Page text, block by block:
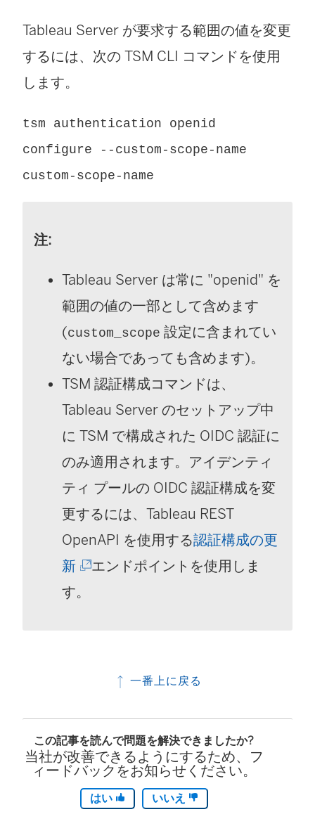
Tableau Server が要求する範囲の値を変更
するには、次の TSM CLI コマンドを使用
します。
tsm authentication openid
configure --custom-scope-name
custom-scope-name
注:
Tableau Server は常に "openid" を
範囲の値の一部として含めます
(custom_scope 設定に含まれてい
ない場合であっても含めます)。
TSM 認証構成コマンドは、
Tableau Server のセットアップ中
に TSM で構成された OIDC 認証に
のみ適用されます。アイデンティ
ティ プールの OIDC 認証構成を変
更するには、Tableau REST
OpenAPI を使用する認証構成の更
新(
新
ン
ド
ウ
エンドポイントを使用しま
す。
一番上に戻る
この記事を読んで問題を解決できましたか?
当社が改善できるようにするため、フ
ィードバックをお知らせください。
はい いいえ